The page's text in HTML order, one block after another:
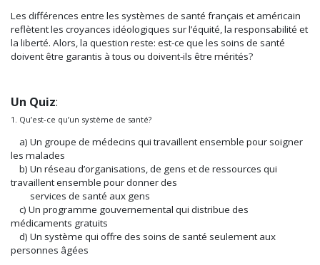
Les différences entre les systèmes de santé français et américain
reflètent les croyances idéologiques sur l’équité, la responsabilité et
la liberté. Alors, la question reste: est-ce que les soins de santé
doivent être garantis à tous ou doivent-ils être mérités?
Un Quiz:
1. Qu’est-ce qu’un système de santé?
a) Un groupe de médecins qui travaillent ensemble pour soigner
les malades
b) Un réseau d’organisations, de gens et de ressources qui
travaillent ensemble pour donner des
services de santé aux gens
c) Un programme gouvernemental qui distribue des
médicaments gratuits
d) Un système qui offre des soins de santé seulement aux
personnes âgées